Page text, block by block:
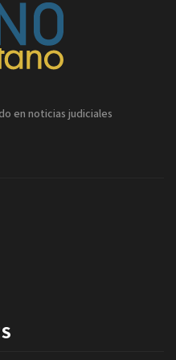
en noticias judiciales